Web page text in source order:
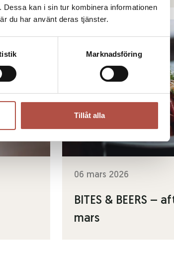
kan i sin tur kombinera informationen
du har använt deras tjänster.
Marknadsföring
Tillåt alla
06 mars 2026
BITES & BEERS –
mars